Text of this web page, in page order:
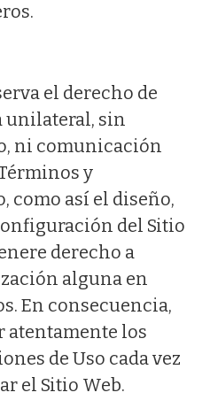
el derecho de
unilateral, sin
ni comunicación
y
como así el diseño,
del Sitio
derecho a
alguna en
En consecuencia,
atentamente los
de Uso cada vez
el Sitio Web.